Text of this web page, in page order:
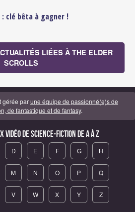
clé bêta à gagner !
LIÉES À THE ELDER
SCROLLS
gérée parune équipe de passionné(e)s de
de fantastique et de fantasy.
vidéo de science-fiction de A à Z
D E F G H
M N O P Q
V W X Y Z